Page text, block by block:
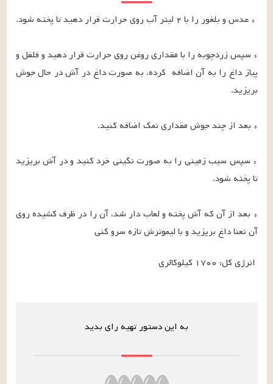
آن نعنا داغ بریزید و با لیموترش تازه سرو کنی
انرژی کل: ۱۷۰۰ کیلوکالری
به این دستور تهیه رای بدید